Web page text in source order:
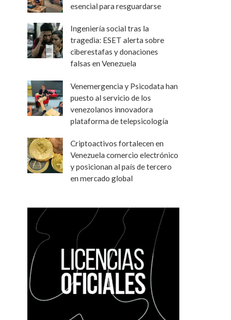
esencial para resguardarse
Ingeniería social tras la
tragedia: ESET alerta sobre
ciberestafas y donaciones
falsas en Venezuela
Venemergencia y Psicodata han
puesto al servicio de los
venezolanos innovadora
plataforma de telepsicología
Criptoactivos fortalecen en
Venezuela comercio electrónico
y posicionan al país de tercero
en mercado global